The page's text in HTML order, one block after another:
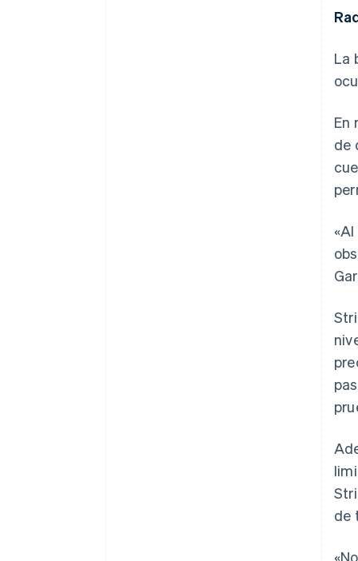
La
En
de
de